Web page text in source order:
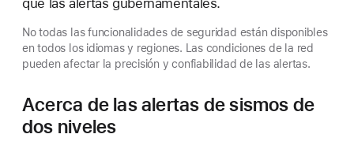
No todas las funcionalidades de seguridad están disponibles
en todos los idiomas y regiones. Las condiciones de la red
pueden afectar la precisión y confiabilidad de las alertas.
Acerca de las alertas de sismos de
dos niveles